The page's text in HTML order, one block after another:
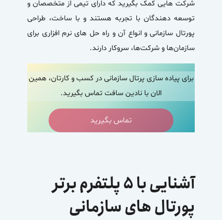
شرکت هایی کمک بگیرید که دارای تیمی از متخصصان و
توسعه دهندگان با تجربه هستند و با ساخت، طراحی
پورتال سازمانی و انواع آن و راه حل های نرم افزاری برای
سازمان‌ها و شرکت‌ها، سروکار دارند.
برای پیاده سازی پرتال سازمانی در کسب و کارتان، همین
الان با نادین سافت تماس بگیرید.
تماس بگیرید
آشنایی با ۵ پلتفرم برتر
پورتال های سازمانی